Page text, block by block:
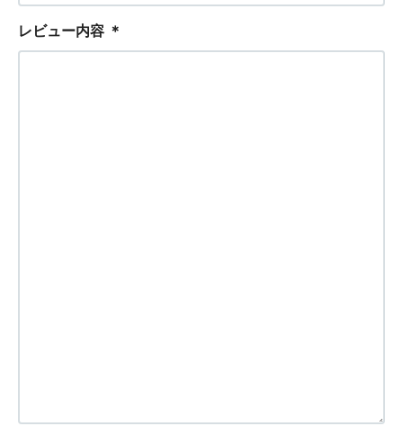
レビュー内容 ＊